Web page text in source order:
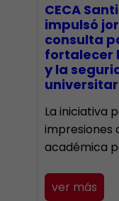
CECA
impulsó
consulta
fortalecer
y la
La iniciativa
impresiones
académica
ver más